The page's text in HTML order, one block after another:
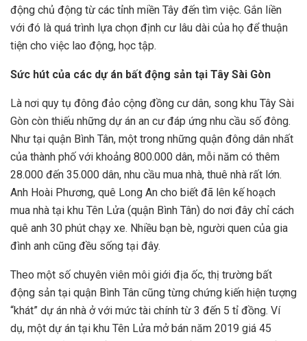
động chủ động từ các tỉnh miền Tây đến tìm việc. Gắn liền
với đó là quá trình lựa chọn định cư lâu dài của họ để thuận
tiện cho việc lao động, học tập.
Sức hút của các dự án bất động sản tại Tây Sài Gòn
Là nơi quy tụ đông đảo cộng đồng cư dân, song khu Tây Sài
Gòn còn thiếu những dự án an cư đáp ứng nhu cầu số đông.
Như tại quận Bình Tân, một trong những quận đông dân nhất
của thành phố với khoảng 800.000 dân, mỗi năm có thêm
28.000 đến 35.000 dân, nhu cầu mua nhà, thuê nhà rất lớn.
Anh Hoài Phương, quê Long An cho biết đã lên kế hoạch
mua nhà tại khu Tên Lửa (quận Bình Tân) do nơi đây chỉ cách
quê anh 30 phút chạy xe. Nhiều bạn bè, người quen của gia
đình anh cũng đều sống tại đây.
Theo một số chuyên viên môi giới địa ốc, thị trường bất
động sản tại quận Bình Tân cũng từng chứng kiến hiện tượng
“khát” dự án nhà ở với mức tài chính từ 3 đến 5 tỉ đồng. Ví
dụ, một dự án tại khu Tên Lửa mở bán năm 2019 giá 45